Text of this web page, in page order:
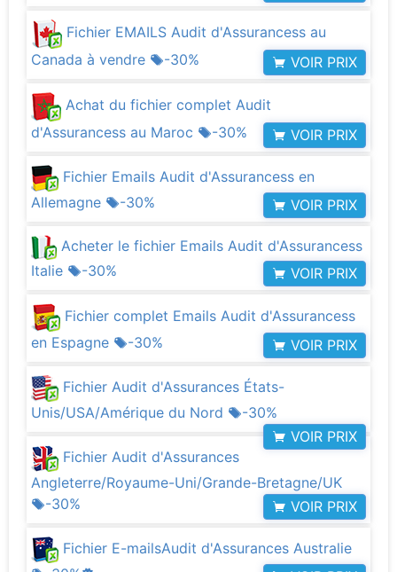
Fichier EMAILS Audit d'Assurancess au
Canada à vendre
-30% VOIR PRIX
Achat du fichier complet Audit
d'Assurancess au Maroc
-30% VOIR PRIX
Fichier Emails Audit d'Assurancess en
Allemagne
-30% VOIR PRIX
Acheter le fichier Emails Audit d'Assurancess
Italie
-30% VOIR PRIX
Fichier complet Emails Audit d'Assurancess
en Espagne
-30% VOIR PRIX
Fichier Audit d'Assurances États-
Unis/USA/Amérique du Nord
-30%
VOIR PRIX
Fichier Audit d'Assurances
Angleterre/Royaume-Uni/Grande-Bretagne/UK
-30%
VOIR PRIX
Fichier E-mailsAudit d'Assurances Australie